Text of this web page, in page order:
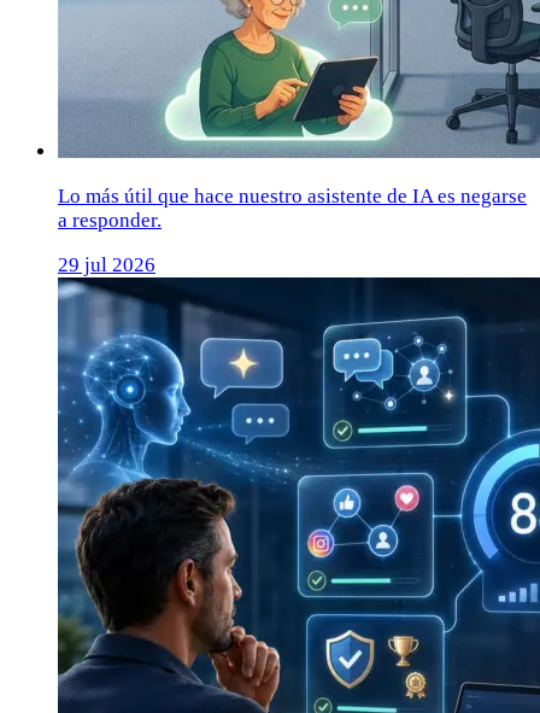
Lo más útil que hace nuestro asistente de IA es negarse
a responder.
29 jul 2026